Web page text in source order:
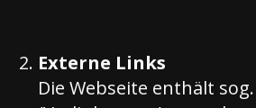
Externe Links
Die Webseite enthält